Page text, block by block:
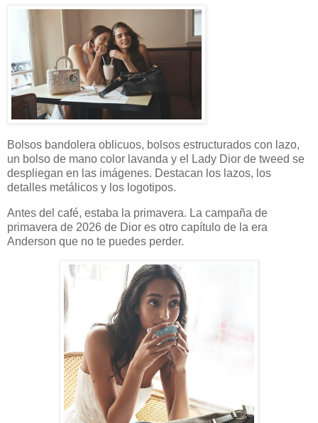
Bolsos bandolera oblicuos, bolsos estructurados con lazo,
un bolso de mano color lavanda y el Lady Dior de tweed se
despliegan en las imágenes. Destacan los lazos, los
detalles metálicos y los logotipos.
Antes del café, estaba la primavera. La campaña de
primavera de 2026 de Dior es otro capítulo de la era
Anderson que no te puedes perder.